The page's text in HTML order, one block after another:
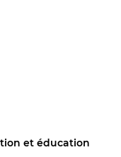
et éducation